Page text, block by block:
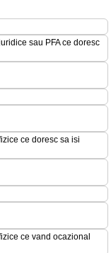
sau PFA ce doresc
ce doresc sa isi
ce vand ocazional